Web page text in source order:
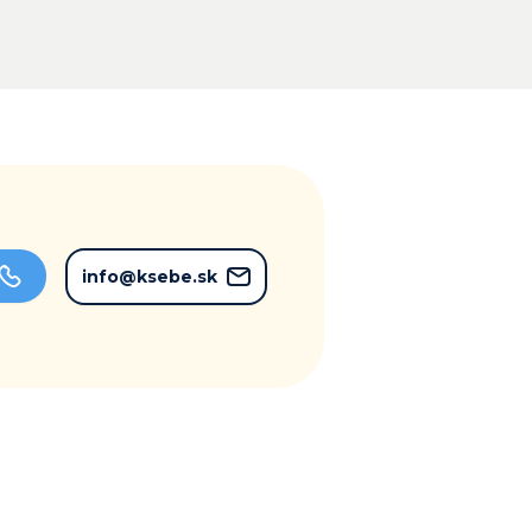
info@ksebe.sk